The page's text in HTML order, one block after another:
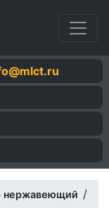
нержавеющий /